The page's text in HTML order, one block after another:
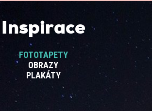
Inspirace
FOTOTAPETY
OBRAZY
PLAKÁTY